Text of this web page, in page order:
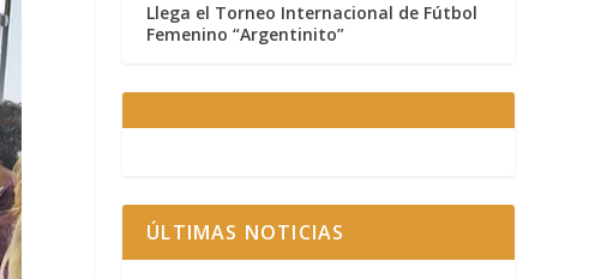
Llega el Torneo Internacional de Fútbol
Femenino “Argentinito”
ÚLTIMAS NOTICIAS